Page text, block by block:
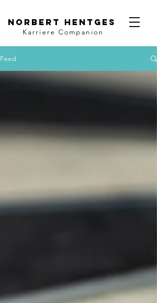
Norbert Hentges
Karriere Companion
Feed